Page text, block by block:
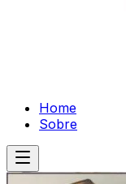
Home
Sobre